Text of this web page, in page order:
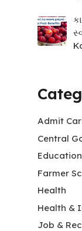
Admit
Central
Education
Farmer
Health
Health &
Job &